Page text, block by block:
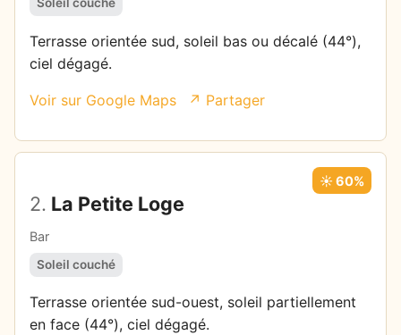
Soleil couché
Terrasse orientée sud, soleil bas ou décalé (44°),
ciel dégagé.
Voir sur Google Maps ↗ Partager
2. La Petite Loge
Bar
☀️ 60%
Soleil couché
Terrasse orientée sud-ouest, soleil partiellement
en face (44°), ciel dégagé.